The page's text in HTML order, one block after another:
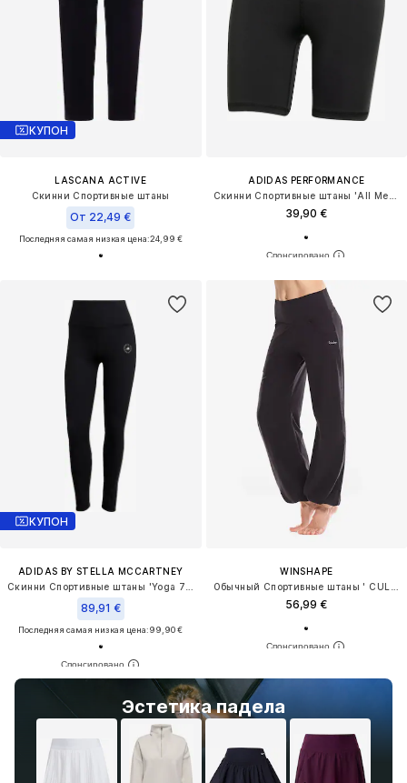
КУПОН
LASCANA ACTIVE
Скинни Спортивные штаны
От 22,49 €
Последняя самая низкая цена:24,99 €
ADIDAS PERFORMANCE
39,90 €
КУПОН
ADIDAS BY STELLA MCCARTNEY
89,91 €
Последняя самая низкая цена:99,90 €
Эстетика падела
WINSHAPE
56,99 €